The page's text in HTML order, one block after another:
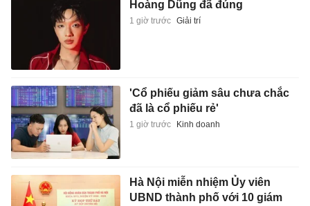
Hoàng Dũng đã đúng
1 giờ trước Giải trí
'Cổ phiếu giảm sâu chưa chắc
đã là cổ phiếu rẻ'
1 giờ trước Kinh doanh
Hà Nội miễn nhiệm Ủy viên
UBND thành phố với 10 giám